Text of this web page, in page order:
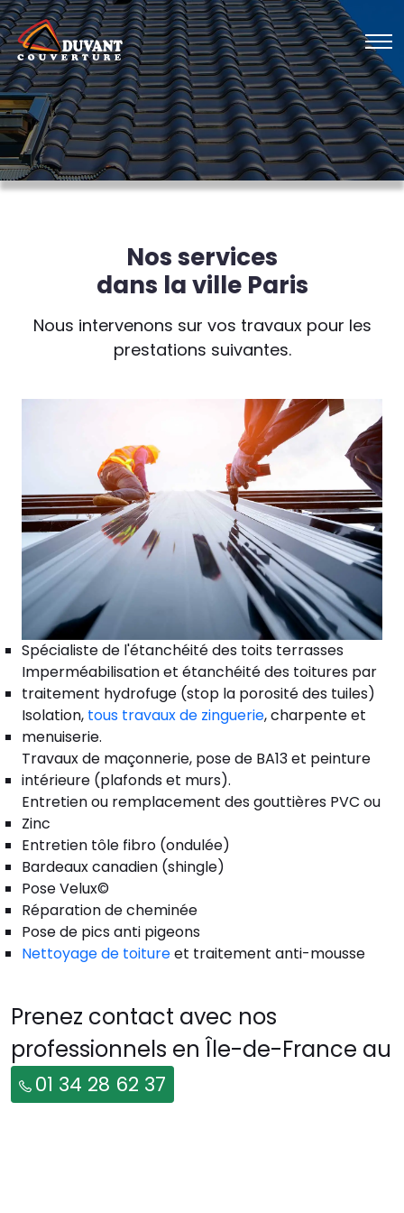
Nos services
dans la ville Paris
Nous intervenons sur vos travaux pour les
prestations suivantes.
Spécialiste de l'étanchéité des toits terrasses
Imperméabilisation et étanchéité des toitures par
traitement hydrofuge (stop la porosité des tuiles)
Isolation, tous travaux de zinguerie, charpente et
menuiserie.
Travaux de maçonnerie, pose de BA13 et peinture
intérieure (plafonds et murs).
Entretien ou remplacement des gouttières PVC ou
Zinc
Entretien tôle fibro (ondulée)
Bardeaux canadien (shingle)
Pose Velux©
Réparation de cheminée
Pose de pics anti pigeons
Nettoyage de toitureet traitement anti-mousse
Prenez contact avec nos
professionnels en Île-de-France au
01 34 28 62 37